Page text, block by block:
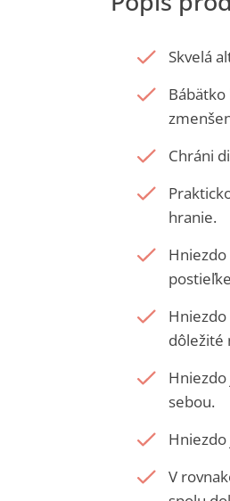
Skvelá
Chráni
hranie.
dôležité
sebou.
V